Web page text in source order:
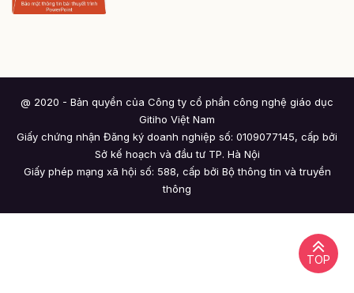
TOP
@ 2020 - Bản quyền của Công ty cổ phần công nghệ giáo dục
Gitiho Việt Nam
Giấy chứng nhận Đăng ký doanh nghiệp số: 0109077145, cấp bởi
Sở kế hoạch và đầu tư TP. Hà Nội
Giấy phép mạng xã hội số: 588, cấp bởi Bộ thông tin và truyền
thông